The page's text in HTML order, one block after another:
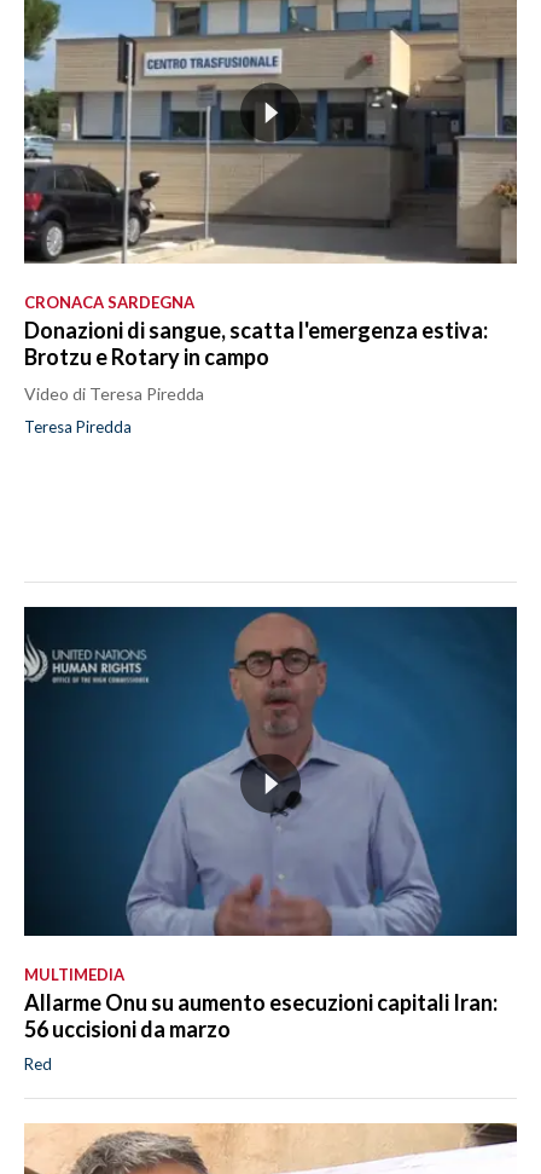
CRONACA SARDEGNA
Donazioni di sangue, scatta l'emergenza estiva:
Brotzu e Rotary in campo
Video di Teresa Piredda
Teresa Piredda
MULTIMEDIA
Allarme Onu su aumento esecuzioni capitali Iran:
56 uccisioni da marzo
Red